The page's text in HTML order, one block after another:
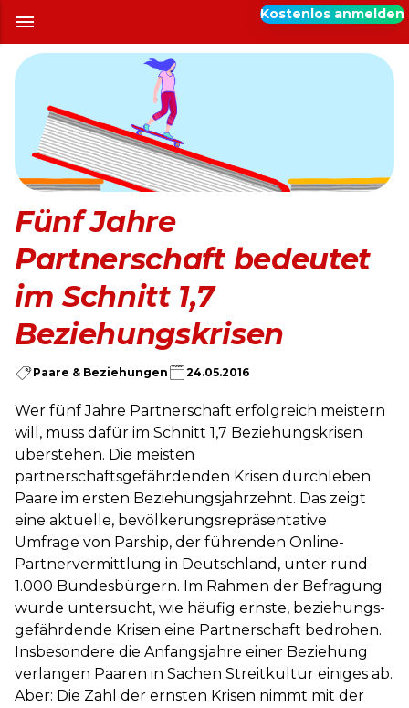
Kostenlos anmelden
Fünf Jahre
Partnerschaft bedeutet
im Schnitt 1,7
Beziehungskrisen
Paare & Beziehungen 24.05.2016
Wer fünf Jahre Partnerschaft erfolgreich meistern
will, muss dafür im Schnitt 1,7 Beziehungskrisen
überstehen. Die meisten
partnerschaftsgefährdenden Krisen durchleben
Paare im ersten Beziehungsjahrzehnt. Das zeigt
eine aktuelle, bevölkerungs­repräsentative
Umfrage von Parship, der führenden Online-
Partnervermittlung in Deutschland, unter rund
1.000 Bundesbürgern. Im Rahmen der Befragung
wurde untersucht, wie häufig ernste, beziehungs­
gefährdende Krisen eine Partnerschaft bedrohen.
Insbesondere die Anfangsjahre einer Beziehung
verlangen Paaren in Sachen Streitkultur einiges ab.
Aber: Die Zahl der ernsten Krisen nimmt mit der